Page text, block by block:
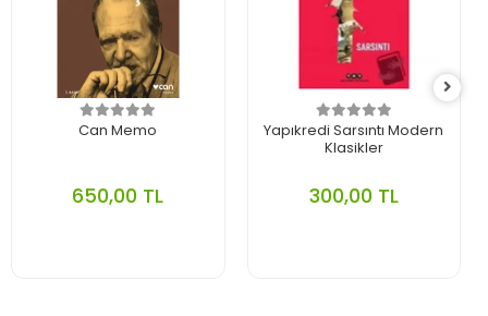
Can Memo
650,00 TL
Yapıkredi Sarsıntı Modern
Klasikler
300,00 TL